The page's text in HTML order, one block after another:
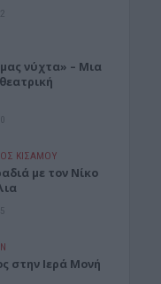
νύχτα» – Μια
ΚΙΣΆΜΟΥ
με τον Νίκο
στην Ιερά Μονή